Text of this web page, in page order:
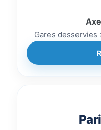
Gares desservies